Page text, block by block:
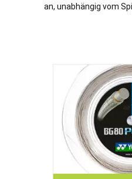
an, unabhängig vom